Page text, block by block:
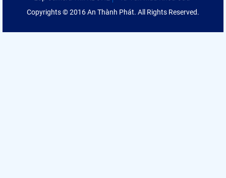
Copyrights © 2016 An Thành Phát. All Rights Reserved.